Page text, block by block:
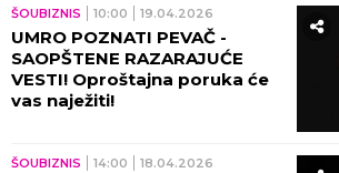
ŠOUBIZNIS 10:00 19.04.2026
UMRO POZNATI PEVAČ -
SAOPŠTENE RAZARAJUĆE
VESTI! Oproštajna poruka će
vas naježiti!
ŠOUBIZNIS 14:00 18.04.2026